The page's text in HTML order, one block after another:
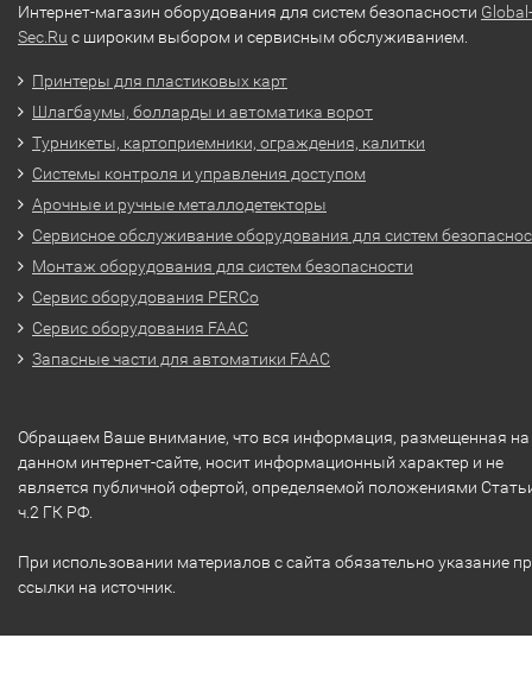
Интернет-магазин оборудования для систем безопасности Global-
Sec.Ru с широким выбором и сервисным обслуживанием.
Принтеры для пластиковых карт
Шлагбаумы, болларды и автоматика ворот
Турникеты, картоприемники, ограждения, калитки
Системы контроля и управления доступом
Арочные и ручные металлодетекторы
Сервисное обслуживание оборудования для систем
Монтаж оборудования для систем безопасности
Сервис оборудования PERCo
Сервис оборудования FAAC
Запасные части для автоматики FAAC
Обращаем Ваше внимание, что вся информация, размещенная на
данном интернет-сайте, носит информационный характер и не
является публичной офертой, определяемой положениями
ч.2 ГК РФ.
При использовании материалов с сайта обязательно указание
ссылки на источник.